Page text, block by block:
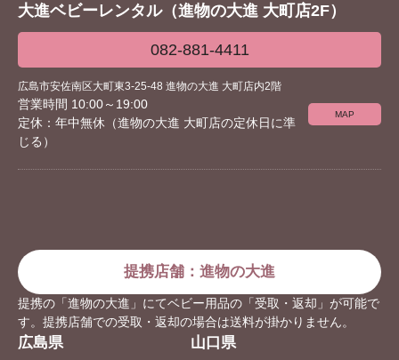
大進ベビーレンタル（進物の大進 大町店2F）
082-881-4411
広島市安佐南区大町東3-25-48 進物の大進 大町店内2階
営業時間 10:00～19:00
定休：年中無休（進物の大進 大町店の定休日に準
じる）
MAP
提携店舗：進物の大進
提携の「進物の大進」にてベビー用品の「受取・返却」が可能で
す。提携店舗での受取・返却の場合は送料が掛かりません。
広島県 山口県